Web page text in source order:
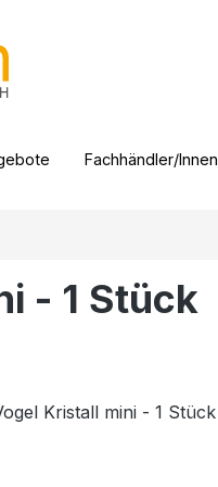
Fachhändler/Innen
- 1 Stück